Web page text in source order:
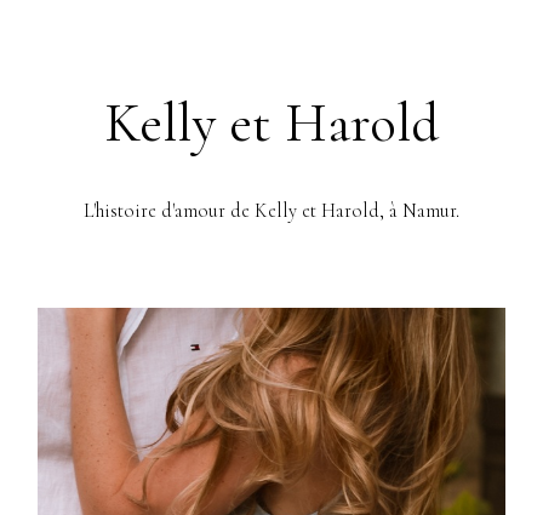
Kelly et Harold
L'histoire d'amour de Kelly et Harold, à Namur.